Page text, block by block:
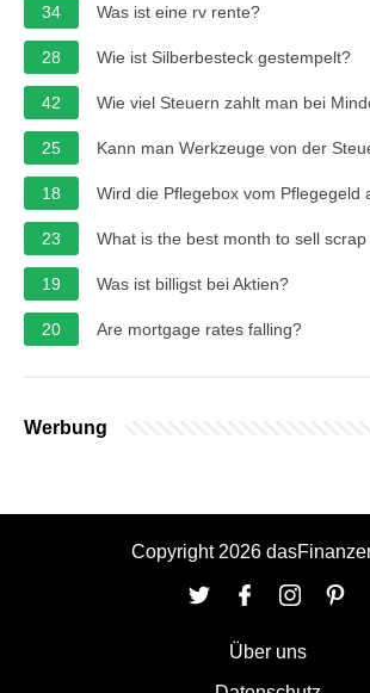
34 Was ist eine rv rente?
28 Wie ist Silberbesteck gestempelt?
42 Wie viel Steuern zahlt man bei
25 Kann man Werkzeuge von der
18 Wird die Pflegebox vom Pflegegeld
23 What is the best month to sell
19 Was ist billigst bei Aktien?
20 Are mortgage rates falling?
Werbung
Copyright 2026
Über uns